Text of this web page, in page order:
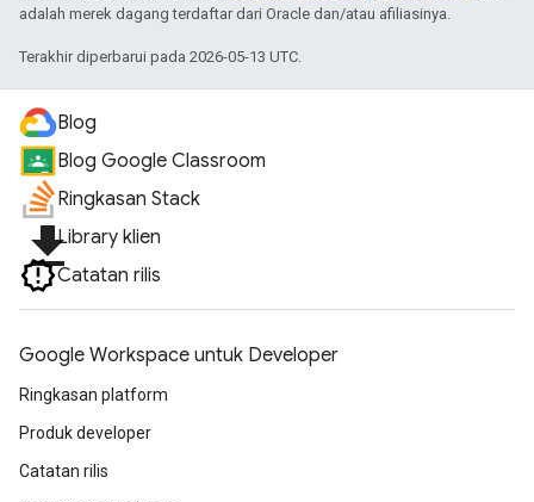
adalah merek dagang terdaftar dari Oracle dan/atau afiliasinya.
Terakhir diperbarui pada 2026-05-13 UTC.
Blog
Blog Google Classroom
Ringkasan Stack
file_downloadLibrary klien
Catatan rilis
Google Workspace untuk Developer
Ringkasan platform
Produk developer
Catatan rilis